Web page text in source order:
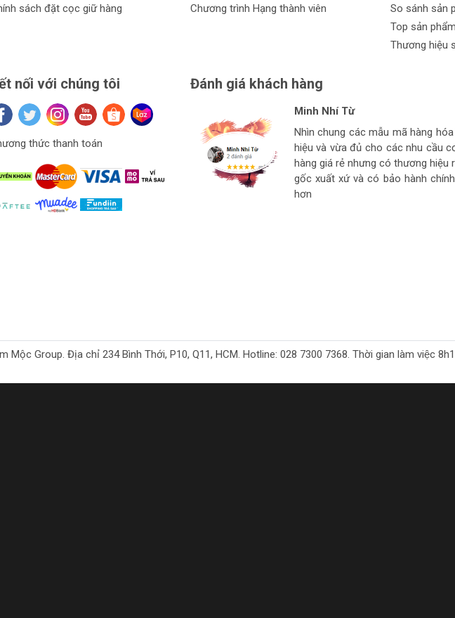
sách đặt cọc giữ hàng
Chương trình Hạng thành viên
So sánh sản
Top sản phẩm
Thương hiệu
nối với chúng tôi
thức thanh toán
Đánh giá khách hàng
Đinh Xuân Phong
Hàng ở thích tự làm hàng chất
cho thợ thầy đi làm hằng ngày..
strore làm mộc >>>>>>>>
Minh Nhí Từ
Nhìn chung các mẫu mã hàng
hiệu và vừa đủ cho các nhu cầu
hàng giá rẻ nhưng có thương hiệu
gốc xuất xứ và có bảo hành
hơn
Hiệu Nguyễn
Ngon bổ rẻ
tuan anh tran huynh
Giá mềm vừa túi tiền, số lượng
hàng
Mộc Group. Địa chỉ 234 Bình Thới, P10, Q11, HCM. Hotline: 028 7300 7368. Thời gian làm việc